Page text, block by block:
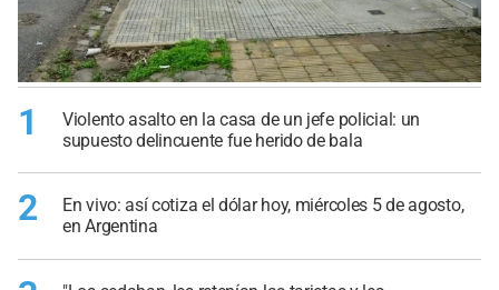
1
Violento asalto en la casa de un jefe policial: un
supuesto delincuente fue herido de bala
2
En vivo: así cotiza el dólar hoy, miércoles 5 de agosto,
en Argentina